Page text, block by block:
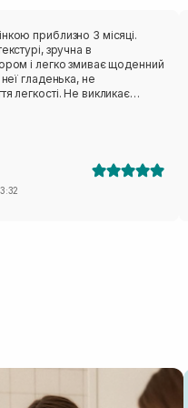
приблизно 3 місяці.
зручна в
і легко змиває щоденний
гладенька, не
легкості. Не викликає